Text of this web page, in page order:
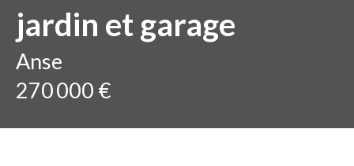
jardin et garage
Anse
270 000 €